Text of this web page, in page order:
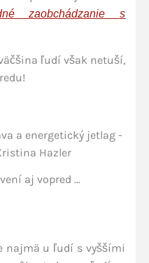
zaobchádzanie s
ľudí však netuší,
aj vopred …
najmä u ľudí s vyššími